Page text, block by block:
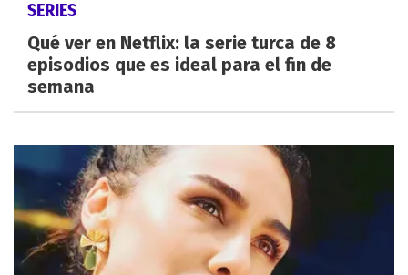
SERIES
Qué ver en Netflix: la serie turca de 8
episodios que es ideal para el fin de
semana